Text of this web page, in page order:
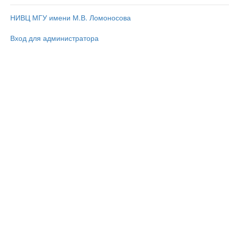
НИВЦ МГУ имени М.В. Ломоносова
Вход для администратора